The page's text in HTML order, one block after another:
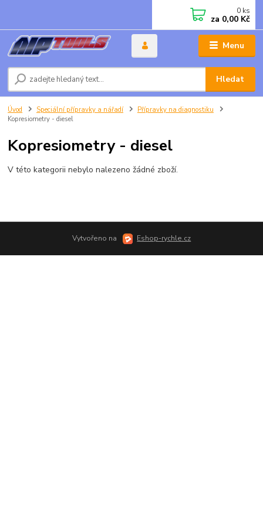
Menu
Hledat
0 ks
za 0,00 Kč
Úvod Speciální přípravky a nářadí
Přípravky na diagnostiku
Kopresiometry - diesel
Kopresiometry - diesel
V této kategorii nebylo nalezeno žádné zboží.
Vytvořeno na Eshop-rychle.cz